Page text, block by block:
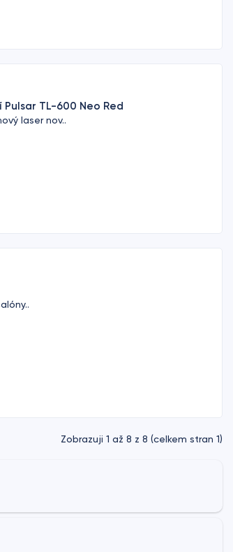
TL-600 Neo Red
laser nov..
Zobrazuji 1 až 8 z 8 (celkem stran 1)